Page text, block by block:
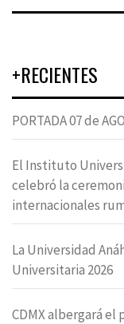
+RECIENTES
PORTADA 07 de
El Instituto
celebró la
internacionales
La Universidad
Universitaria 2026
CDMX albergará